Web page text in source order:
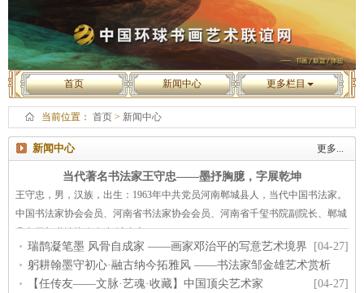
首页 新闻中心 更多栏目
当前位置： 首页 > 新闻中心
新闻中心 更多...
当代著名书法家王守忠——墨抒胸臆，字展乾坤
王守忠，男，汉族，出生：1963年中共党员河南郸城县人，当代中国书法家。
中国书法家协会会员、河南省书法家协会会员、河南省千玺书院副院长、郸城
县老干部书法协会会[阅读全文]
瑞鹊凝笔墨 风骨自成家 ——画家邓治平的写意艺术境界
[04-27]
躬耕翰墨守初心·融古纳今拓雅风 ——书法家邹金雄艺术赏析
[04-27]
【任传友——文脉·艺魂·收藏】中国顶尖艺术家
[04-27]